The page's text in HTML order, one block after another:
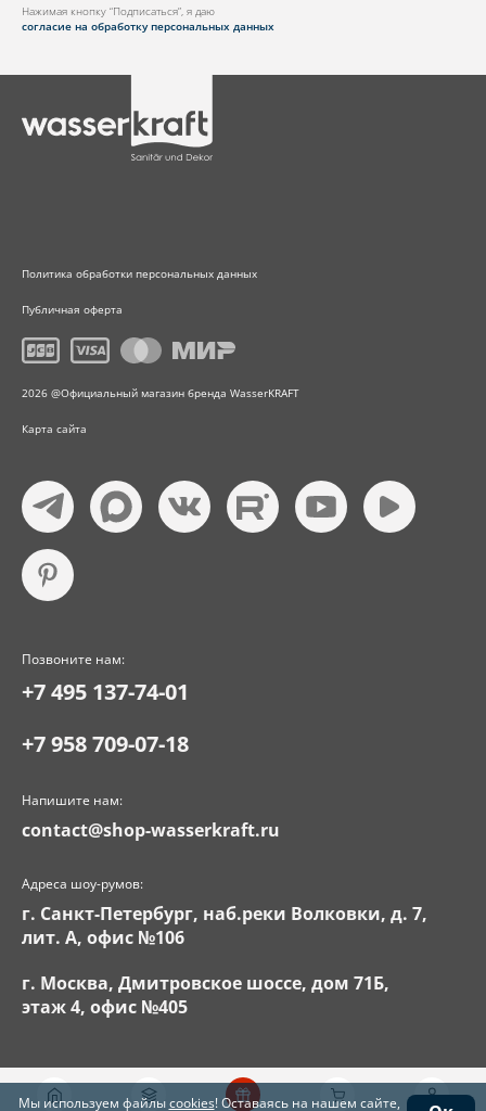
Нажимая кнопку “Подписаться”, я даю
согласие на обработку персональных данных
Политика обработки персональных данных
Публичная оферта
2026 @Официальный магазин бренда WasserKRAFT
Карта сайта
Позвоните нам:
+7 495 137-74-01
+7 958 709-07-18
Напишите нам:
contact@shop-wasserkraft.ru
Адреса шоу-румов:
г. Санкт-Петербург, наб.реки Волковки, д. 7,
лит. А, офис №106
г. Москва, Дмитровское шоссе, дом 71Б,
этаж 4, офис №405
Мы используем файлыcookies! Оставаясь на нашем сайте,